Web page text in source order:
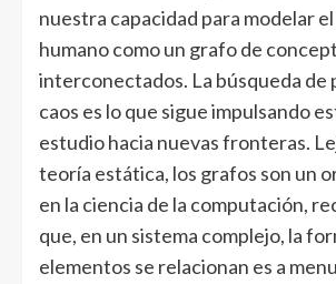
nuestra capacidad para modelar
humano como un grafo de
interconectados. La búsqueda de
caos es lo que sigue impulsando
estudio hacia nuevas fronteras.
teoría estática, los grafos son un
en la ciencia de la computación,
que, en un sistema complejo, la
elementos se relacionan es a